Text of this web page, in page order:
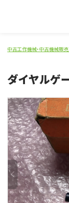
中古工作機械・中古機械販売
ダイヤルゲ